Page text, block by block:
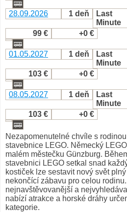
28.09.2026 1 deň
Last
Minute
99 €
+0 €
01.05.2027 1 deň
Last
Minute
103 €
+0 €
08.05.2027 1 deň
Last
Minute
103 €
+0 €
Nezapomenutelné chvíle s
stavebnice LEGO. Německý
malém městečku Günzburg.
stavebnici LEGO setkal snad
kostiček lze sestavit nový svět
nekončící zábavu pro celou
nejnavštěvovanější a
nabízí atrakce a horské dráhy
kategorie.